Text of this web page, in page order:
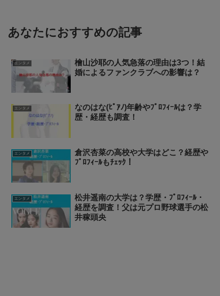
あなたにおすすめの記事
エンタメ
檜山沙耶の人気急落の理由は3つ！結
婚によるファンクラブへの影響は？
エンタメ
なのはな(ﾋﾟｱﾉ)年齢やﾌﾟﾛﾌｨｰﾙは？学
歴・経歴も調査！
エンタメ
倉沢杏菜の高校や大学はどこ？経歴や
ﾌﾟﾛﾌｨｰﾙもﾁｪｯｸ！
エンタメ
松井遥南の大学は？学歴・ﾌﾟﾛﾌｨｰﾙ・
経歴を調査！父は元プロ野球選手の松
井稼頭央